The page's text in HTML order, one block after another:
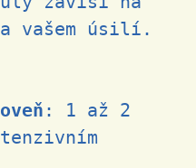
vašem úsilí.
: 1 až 2